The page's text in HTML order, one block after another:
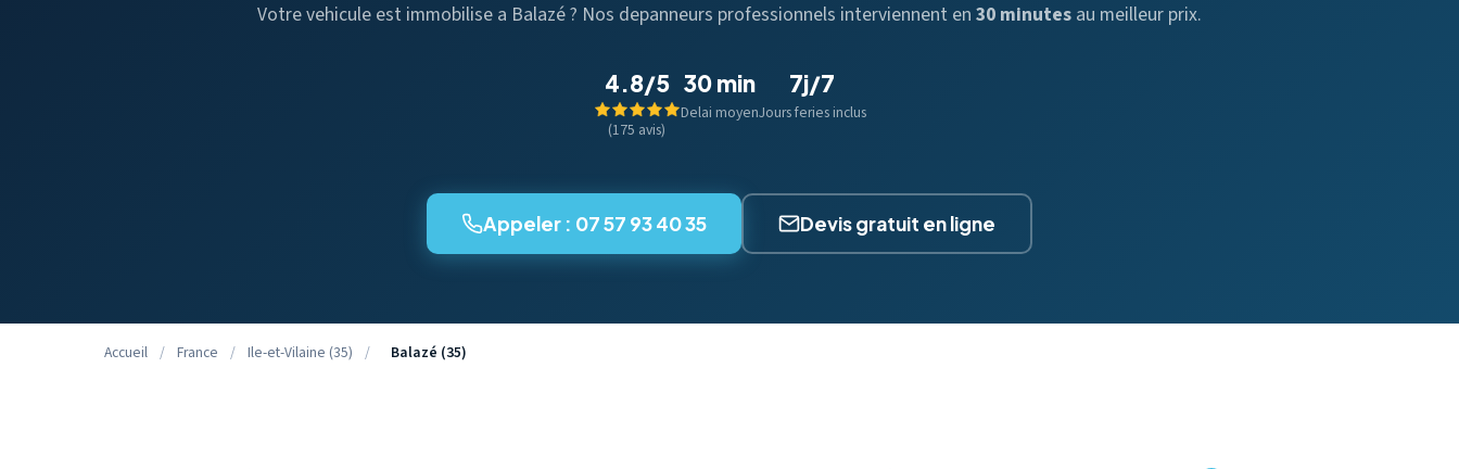
Votre vehicule est immobilise a Balazé ? Nos depanneurs professionnels interviennent en 30 minutes au meilleur prix.
4.8/5
(175 avis)
30 min
Delai moyen
7j/7
Jours feries inclus
Appeler : 07 57 93 40 35 Devis gratuit en ligne
Accueil / France / Ile-et-Vilaine (35) / Balazé (35)